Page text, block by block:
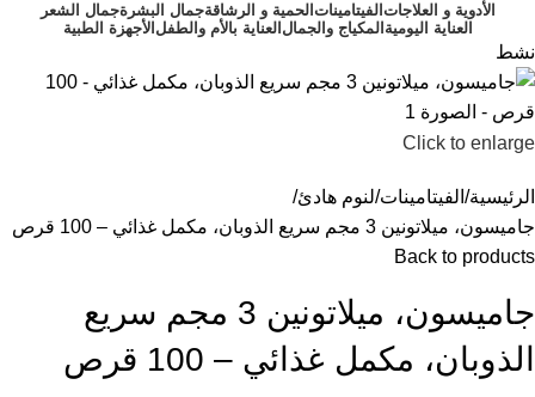
الأدوية و العلاجات الفيتامينات الحمية و الرشاقةجمال البشرةجمال الشعر
العناية اليومية المكياج والجمال العناية بالأم والطفل الأجهزة الطبية
نشط
Click to enlarge
الرئيسية الفيتامينات لنوم هادئ
جاميسون، ميلاتونين 3 مجم سريع الذوبان، مكمل غذائي – 100 قرص
Back to products
جاميسون، ميلاتونين 3 مجم سريع
الذوبان، مكمل غذائي – 100 قرص